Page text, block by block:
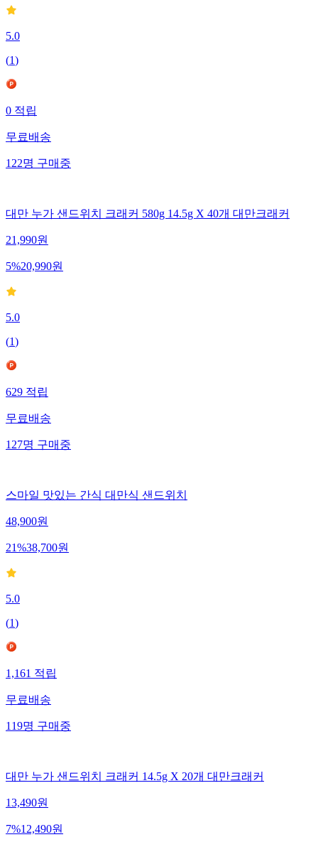
5.0
(1)
0적립
무료배송
122명구매중
대만 누가 샌드위치 크래커 580g 14.5g X 40개 대만크래커
21,990원
5%20,990원
5.0
(1)
629적립
무료배송
127명구매중
스마일 맛있는 간식 대만식 샌드위치
48,900원
21%38,700원
5.0
(1)
1,161적립
무료배송
119명구매중
대만 누가 샌드위치 크래커 14.5g X 20개 대만크래커
13,490원
7%12,490원